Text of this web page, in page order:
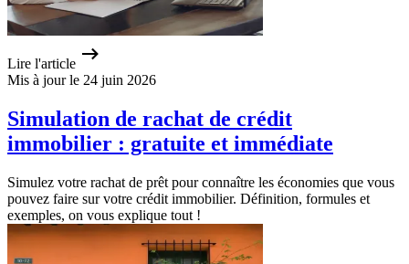
Lire l'article
Mis à jour le 24 juin 2026
Simulation de rachat de crédit
immobilier : gratuite et immédiate
Simulez votre rachat de prêt pour connaître les économies que vous
pouvez faire sur votre crédit immobilier. Définition, formules et
exemples, on vous explique tout !